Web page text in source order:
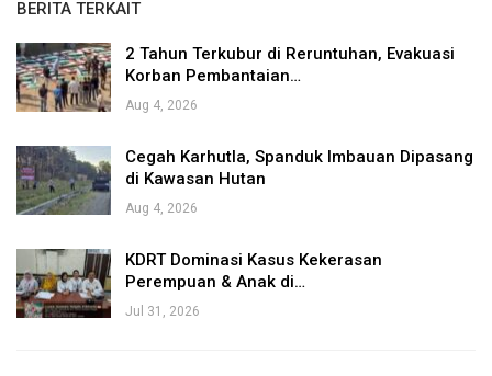
BERITA TERKAIT
2 Tahun Terkubur di Reruntuhan, Evakuasi
Korban Pembantaian…
Aug 4, 2026
Cegah Karhutla, Spanduk Imbauan Dipasang
di Kawasan Hutan
Aug 4, 2026
KDRT Dominasi Kasus Kekerasan
Perempuan & Anak di…
Jul 31, 2026